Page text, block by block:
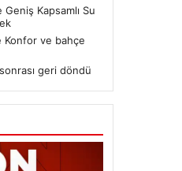
Kapsamlı Su
Konfor ve bahçe
geri döndü